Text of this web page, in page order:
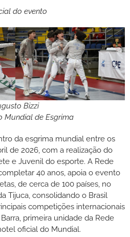
do evento
Bizzi
Mundial de Esgrima
da esgrima mundial entre os
de 2026, com a realização do
e Juvenil do esporte. A Rede
40 anos, apoia o evento
de cerca de 100 países, no
Tijuca, consolidando o Brasil
competições internacionais
primeira unidade da Rede
oficial do Mundial.